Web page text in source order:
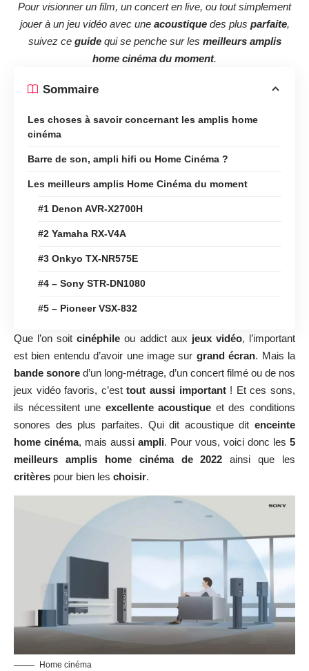
Pour visionner un film, un concert en live, ou tout simplement
jouer à un jeu vidéo avec une acoustiquedes plus parfaite,
suivez ce guidequi se penche sur les meilleurs amplis
home cinéma du moment.
Sommaire
Les choses à savoir concernant les amplis home
cinéma
Barre de son, ampli hifi ou Home Cinéma ?
Les meilleurs amplis Home Cinéma du moment
#1 Denon AVR-X2700H
#2 Yamaha RX-V4A
#3 Onkyo TX-NR575E
#4 – Sony STR-DN1080
#5 – Pioneer VSX-832
Que l’on soitcinéphile ou addict aux jeux vidéo, l’important
est bien entendu d’avoir une image sur grand écran. Mais la
bande sonore d’un long-métrage, d’un concert filmé ou de nos
jeux vidéo favoris, c’esttout aussi important! Et ces sons,
ils nécessitent une excellente acoustique et des conditions
sonores des plus parfaites. Qui dit acoustique dit enceinte
home cinéma, mais aussi ampli. Pour vous, voici donc les 5
meilleurs amplis home cinéma de 2022ainsi que les
critères pour bien les choisir.
Home cinéma